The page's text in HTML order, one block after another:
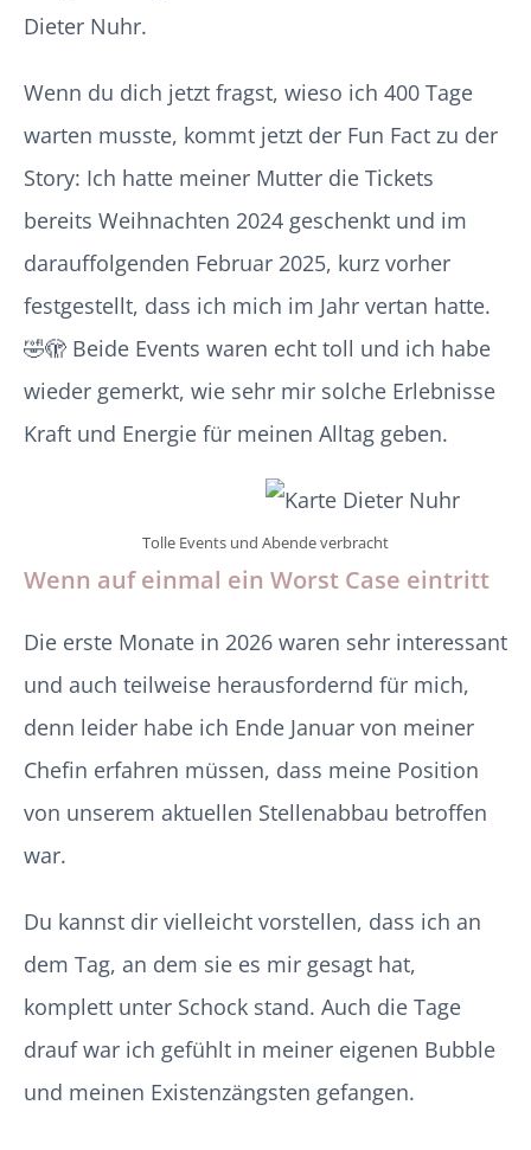
Dieter Nuhr.
Wenn du dich jetzt fragst, wieso ich 400 Tage
warten musste, kommt jetzt der Fun Fact zu der
Story: Ich hatte meiner Mutter die Tickets
bereits Weihnachten 2024 geschenkt und im
darauffolgenden Februar 2025, kurz vorher
festgestellt, dass ich mich im Jahr vertan hatte.
🤣🫣 Beide Events waren echt toll und ich habe
wieder gemerkt, wie sehr mir solche Erlebnisse
Kraft und Energie für meinen Alltag geben.
Tolle Events und Abende verbracht
Wenn auf einmal ein Worst Case eintritt
Die erste Monate in 2026 waren sehr interessant
und auch teilweise herausfordernd für mich,
denn leider habe ich Ende Januar von meiner
Chefin erfahren müssen, dass meine Position
von unserem aktuellen Stellenabbau betroffen
war.
Du kannst dir vielleicht vorstellen, dass ich an
dem Tag, an dem sie es mir gesagt hat,
komplett unter Schock stand. Auch die Tage
drauf war ich gefühlt in meiner eigenen Bubble
und meinen Existenzängsten gefangen.